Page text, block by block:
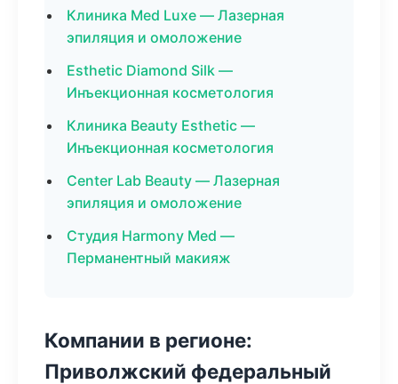
Клиника Med Luxe — Лазерная
эпиляция и омоложение
Esthetic Diamond Silk —
Инъекционная косметология
Клиника Beauty Esthetic —
Инъекционная косметология
Center Lab Beauty — Лазерная
эпиляция и омоложение
Студия Harmony Med —
Перманентный макияж
Компании в регионе:
Приволжский федеральный